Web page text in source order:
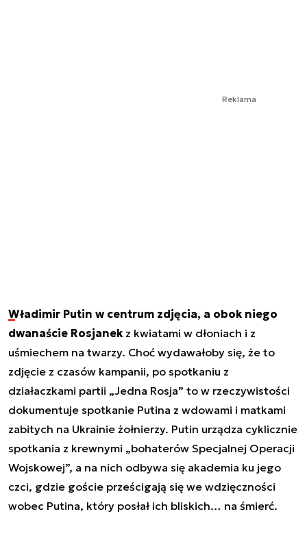
Reklama
Władimir Putin w centrum zdjęcia, a obok niego
dwanaście Rosjanek z kwiatami w dłoniach i z
uśmiechem na twarzy. Choć wydawałoby się, że to
zdjęcie z czasów kampanii, po spotkaniu z
działaczkami partii „Jedna Rosja” to w rzeczywistości
dokumentuje spotkanie Putina z wdowami i matkami
zabitych na Ukrainie żołnierzy. Putin urządza cyklicznie
spotkania z krewnymi „bohaterów Specjalnej Operacji
Wojskowej”, a na nich odbywa się akademia ku jego
czci, gdzie goście prześcigają się we wdzięczności
wobec Putina, który posłał ich bliskich… na śmierć.